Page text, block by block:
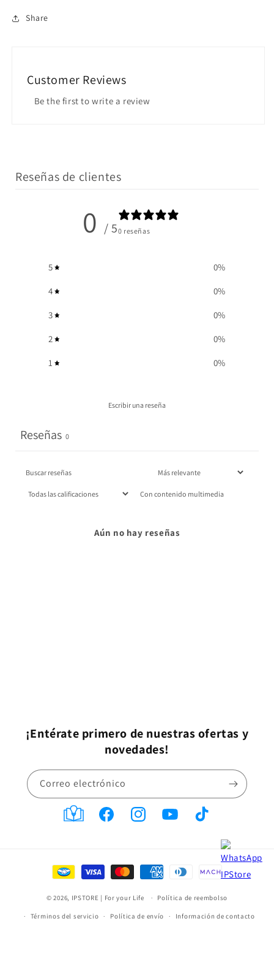
Share
Customer Reviews
Be the first to write a review
Reseñas de clientes
0 / 50 reseñas
5 0%
4 0%
3 0%
2 0%
1 0%
Escribir una reseña
Reseñas 0
Con contenido multimedia
Aún no hay reseñas
¡Entérate primero de nuestras ofertas y
novedades!
Correo electrónico
Translation
MX.general.social.links.blog
FacebookInstagramYouTube TikTok
Formas
de
pago
© 2026, IPSTORE | For your Life Política de reembolso
Términos del servicio Política de envío Información de contacto